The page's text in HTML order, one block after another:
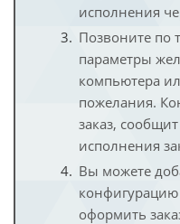
исполнения
Позвоните по
параметры
компьютера
пожелания.
заказ,
исполнения
Вы можете
оформить